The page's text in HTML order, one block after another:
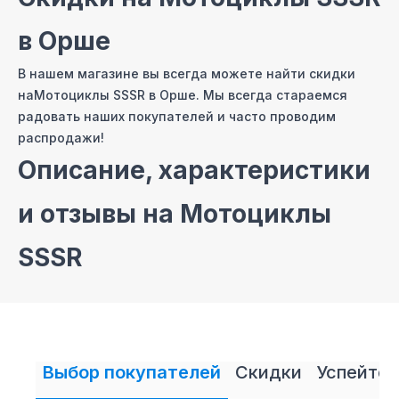
в Орше
В нашем магазине вы всегда можете найти скидки
наМотоциклы SSSR в Орше. Мы всегда стараемся
радовать наших покупателей и часто проводим
распродажи!
Описание, характеристики
и отзывы на Мотоциклы
SSSR
Мотоциклы SSSRи оставить свой отзыв.
Выбор покупателей Скидки Успейте